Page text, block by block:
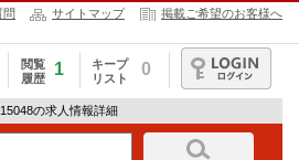
問 サイトマップ 掲載ご希望のお客様へ
閲覧
履歴
1
キープ
リスト
0
ログイン
の求人情報詳細